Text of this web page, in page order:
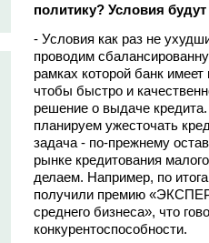
политику? Условия
- Условия как раз не
проводим
рамках которой банк
чтобы быстро и
решение о выдаче
планируем ужесточать
задача - по-прежнему
рынке кредитования
делаем. Например, по
получили премию
среднего бизнеса», что
конкурентоспособности.